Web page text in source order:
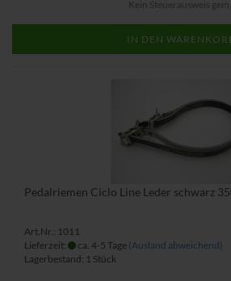
Kein Steuerausweis
IN DEN
Pedalriemen Ciclo Line Leder schwarz
Art.Nr.: 1011
Lieferzeit:
ca. 4-5 Tage (Ausland abweichend)
Lagerbestand: 1 Stück